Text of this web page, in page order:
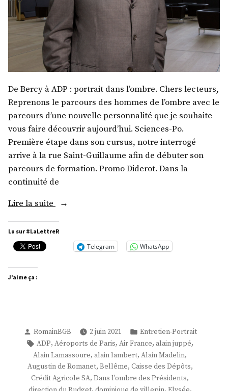
De Bercy à ADP : portrait dans l’ombre. Chers lecteurs,
Reprenons le parcours des hommes de l’ombre avec le
parcours d’une nouvelle personnalité que je souhaite
vous faire découvrir aujourd’hui. Sciences-Po.
Première étape dans son cursus, notre interrogé
arrive à la rue Saint-Guillaume afin de débuter son
parcours de formation. Promo Diderot. Dans la
continuité de
Lire la suite
« M.
de
Romanet »
Lu sur #LaLettreR
Telegram WhatsApp
J’aime ça :
Publié
par
RomainBGB 2 juin 2021
Publié
dans
Entretien-Portrait
Étiquettes :
ADP, Aéroports de Paris, Air France, alain juppé,
Alain Lamassoure, alain lambert, Alain Madelin,
Augustin de Romanet, Bellême, Caisse des Dépôts,
Crédit Agricole SA, Dans l'ombre des Présidents,